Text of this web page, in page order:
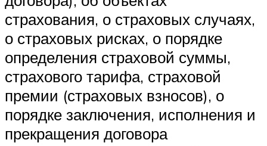
страхования, о страховых случаях,
о страховых рисках, о порядке
определения страховой суммы,
страхового тарифа, страховой
премии (страховых взносов), о
порядке заключения, исполнения и
прекращения договора